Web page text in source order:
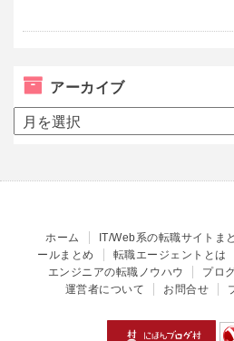
アーカイブ
ア
ー
ホーム IT/Web系の転職サイトま
ールまとめ
転職エージェントとは
エンジニアの転職ノウハウ
プロ
運営者について
お問合せ